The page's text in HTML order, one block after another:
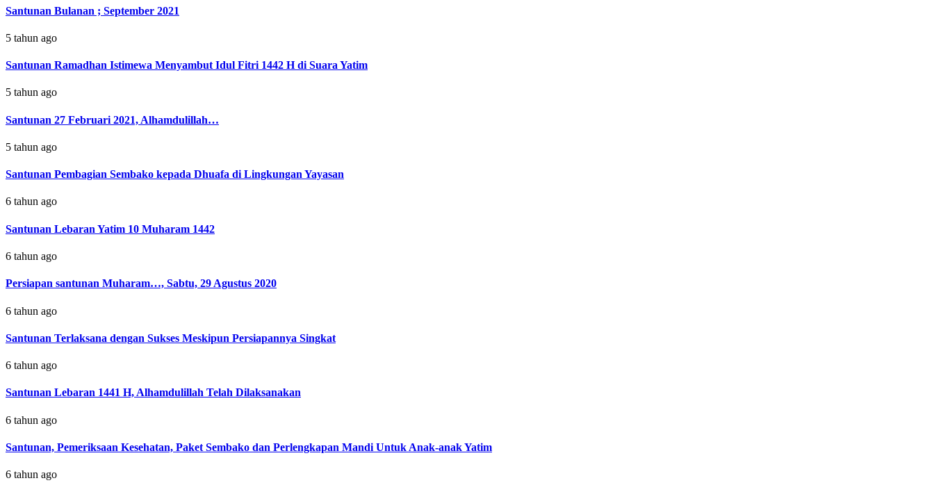
Santunan Bulanan ; September 2021
5 tahun ago
Santunan Ramadhan Istimewa Menyambut Idul Fitri 1442 H di Suara Yatim
5 tahun ago
Santunan 27 Februari 2021, Alhamdulillah…
5 tahun ago
Santunan Pembagian Sembako kepada Dhuafa di Lingkungan Yayasan
6 tahun ago
Santunan Lebaran Yatim 10 Muharam 1442
6 tahun ago
Persiapan santunan Muharam…, Sabtu, 29 Agustus 2020
6 tahun ago
Santunan Terlaksana dengan Sukses Meskipun Persiapannya Singkat
6 tahun ago
Santunan Lebaran 1441 H, Alhamdulillah Telah Dilaksanakan
6 tahun ago
Santunan, Pemeriksaan Kesehatan, Paket Sembako dan Perlengkapan Mandi Untuk Anak-anak Yatim
6 tahun ago